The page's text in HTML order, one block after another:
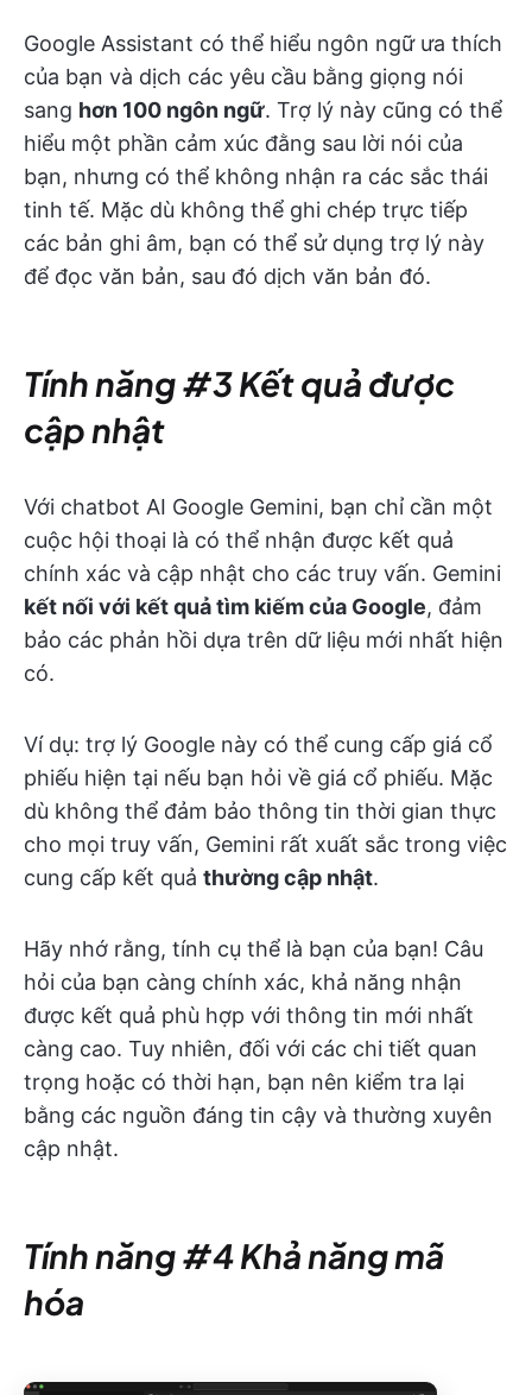
Google Assistant có thể hiểu ngôn ngữ ưa thích
của bạn và dịch các yêu cầu bằng giọng nói
sang hơn 100 ngôn ngữ. Trợ lý này cũng có thể
hiểu một phần cảm xúc đằng sau lời nói của
bạn, nhưng có thể không nhận ra các sắc thái
tinh tế. Mặc dù không thể ghi chép trực tiếp
các bản ghi âm, bạn có thể sử dụng trợ lý này
để đọc văn bản, sau đó dịch văn bản đó.
Tính năng #3 Kết quả được
cập nhật
Với chatbot AI Google Gemini, bạn chỉ cần một
cuộc hội thoại là có thể nhận được kết quả
chính xác và cập nhật cho các truy vấn. Gemini
kết nối với kết quả tìm kiếm của Google, đảm
bảo các phản hồi dựa trên dữ liệu mới nhất hiện
có.
Ví dụ: trợ lý Google này có thể cung cấp giá cổ
phiếu hiện tại nếu bạn hỏi về giá cổ phiếu. Mặc
dù không thể đảm bảo thông tin thời gian thực
cho mọi truy vấn, Gemini rất xuất sắc trong việc
cung cấp kết quả thường cập nhật.
Hãy nhớ rằng, tính cụ thể là bạn của bạn! Câu
hỏi của bạn càng chính xác, khả năng nhận
được kết quả phù hợp với thông tin mới nhất
càng cao. Tuy nhiên, đối với các chi tiết quan
trọng hoặc có thời hạn, bạn nên kiểm tra lại
bằng các nguồn đáng tin cậy và thường xuyên
cập nhật.
Tính năng #4 Khả năng mã
hóa